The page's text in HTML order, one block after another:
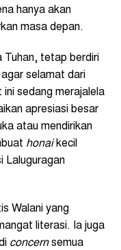
hanya akan
masa depan.
Tuhan, tetap berdiri
selamat dari
sedang merajalela
apresiasi besar
atau mendirikan
honaikecil
Laluguragan
Walani yang
literasi. Ia juga
concernsemua